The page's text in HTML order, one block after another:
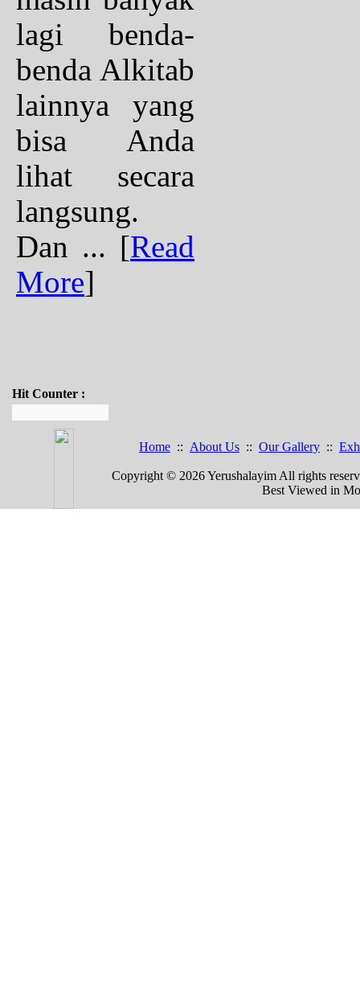
lagi benda-
benda Alkitab
lainnya yang
bisa Anda
lihat secara
langsung.
Dan ... [Read
More]
Hit Counter :
Home :: About Us :: Our Gallery ::
Copyright © 2026 Yerushalayim All rights
Best Viewed in